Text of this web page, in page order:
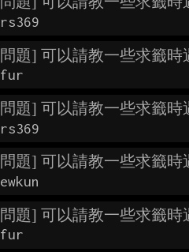
題] 可以請教一些求籤時
題] 可以請教一些求籤時
題] 可以請教一些求籤時
題] 可以請教一些求籤時